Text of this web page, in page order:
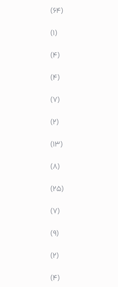
(64)
(1)
(4)
(4)
(7)
(2)
(13)
(8)
(25)
(7)
(9)
(2)
(4)